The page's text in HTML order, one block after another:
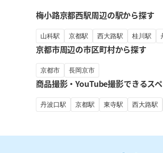
梅小路京都西駅周辺の駅から探す
山科駅 京都駅 西大路駅 桂川駅
京都市周辺の市区町村から探す
京都市 長岡京市
商品撮影・YouTube撮影できるス
丹波口駅 京都駅 東寺駅 西大路駅